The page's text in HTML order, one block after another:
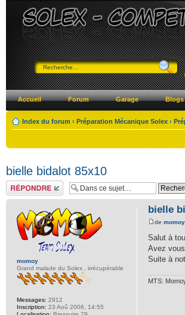
Accueil Forum Garage Blogs
Index du forum ‹ Préparation Mécanique Solex ‹
bielle bidalot 85x10
Répondre
bielle
de momoy
Salut à
Avez
Suite à
MTS:
momoy
Grand malade du Solex , irrécupérable
Messages: 2912
Inscription: 23 Aoû 2006, 14:55